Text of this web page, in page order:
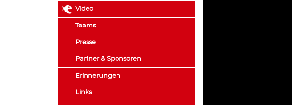
Video
Teams
Presse
Partner & Sponsoren
Erinnerungen
Links